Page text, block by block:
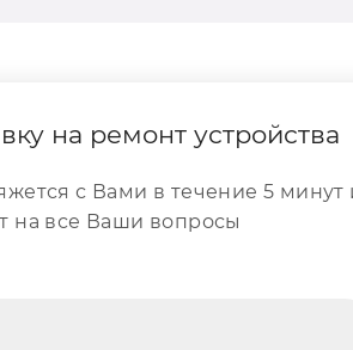
на ремонт устройства
с Вами в течение 5 минут
на все Ваши вопросы